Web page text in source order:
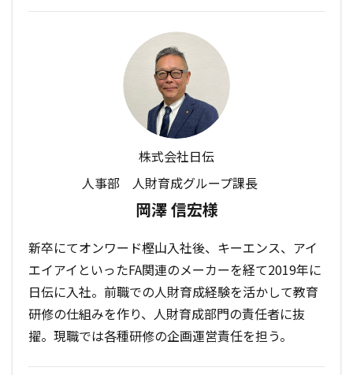
株式会社日伝
人事部 人財育成グループ課長
岡澤 信宏様
新卒にてオンワード樫山入社後、キーエンス、アイ
エイアイといったFA関連のメーカーを経て2019年に
日伝に入社。前職での人財育成経験を活かして教育
研修の仕組みを作り、人財育成部門の責任者に抜
擢。現職では各種研修の企画運営責任を担う。